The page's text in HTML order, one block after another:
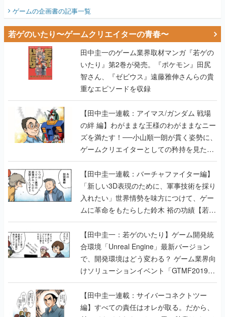
ビュー】
ゲームの企画書の記事一覧
若ゲのいたり〜ゲームクリエイターの青春〜
田中圭一のゲーム業界取材マンガ『若ゲの
いたり』第2巻が発売。『ポケモン』田尻
智さん、『ゼビウス』遠藤雅伸さんらの貴
重なエピソードを収録
【田中圭一連載：アイマス/ガンダム 戦場
の絆 編】わがままな王様のわがままなニー
ズを満たす！──小山順一朗が貫く姿勢に、
ゲームクリエイターとしての矜持を見た
【若ゲのいたり最終回】
【田中圭一連載：バーチャファイター編】
「新しい3D表現のために、軍事技術を採り
入れたい」世界情勢を味方につけて、ゲー
ムに革命をもたらした鈴木 裕の功績【若ゲ
のいたり】
【田中圭一：若ゲのいたり】ゲーム開発統
合環境「Unreal Engine」最新バージョン
で、開発環境はどう変わる？ ゲーム業界向
けソリューションイベント「GTMF2019」
に行って、より理解を深めよう【PR】
【田中圭一連載：サイバーコネクトツー
編】すべての責任はオレが取る。だから、